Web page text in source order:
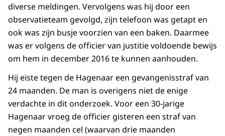
diverse meldingen. Vervolgens was hij door een
observatieteam gevolgd, zijn telefoon was getapt en
ook was zijn busje voorzien van een baken. Daarmee
was er volgens de officier van justitie voldoende bewijs
om hem in december 2016 te kunnen aanhouden.
Hij eiste tegen de Hagenaar een gevangenisstraf van
24 maanden. De man is overigens niet de enige
verdachte in dit onderzoek. Voor een 30-jarige
Hagenaar vroeg de officier gisteren een straf van
negen maanden cel (waarvan drie maanden